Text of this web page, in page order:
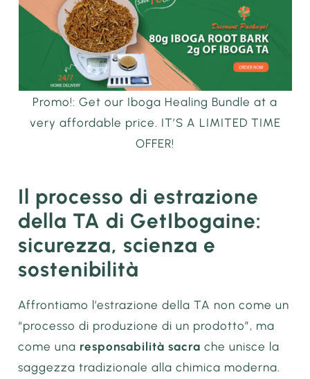
Promo!: Get our Iboga Healing Bundle at a
very affordable price. IT’S A LIMITED TIME
OFFER!
Il processo di estrazione
della TA di GetIbogaine:
sicurezza, scienza e
sostenibilità
Affrontiamo l’estrazione della TA non come un
“processo di produzione di un prodotto”, ma
come una responsabilità sacra che unisce la
saggezza tradizionale alla chimica moderna.